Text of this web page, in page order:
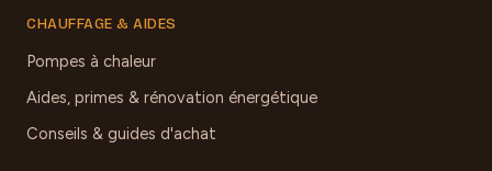
CHAUFFAGE & AIDES
Pompes à chaleur
Aides, primes & rénovation énergétique
Conseils & guides d'achat